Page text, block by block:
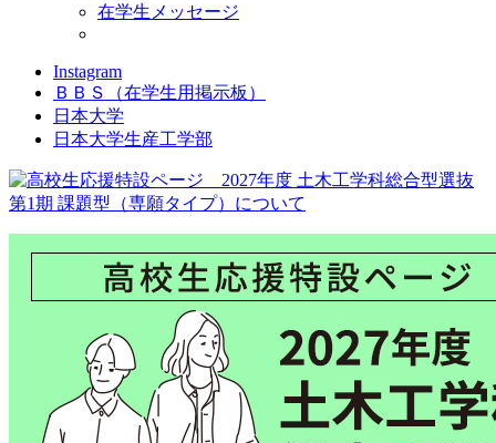
在学生メッセージ
Instagram
ＢＢＳ
（在学生用掲示板）
日本大学
日本大学生産工学部